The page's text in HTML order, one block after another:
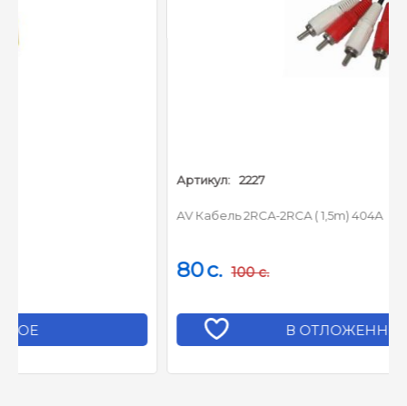
AV Кабель 2RCA-2RCA ( 1,5m) 404A
В ОТЛОЖЕННОЕ